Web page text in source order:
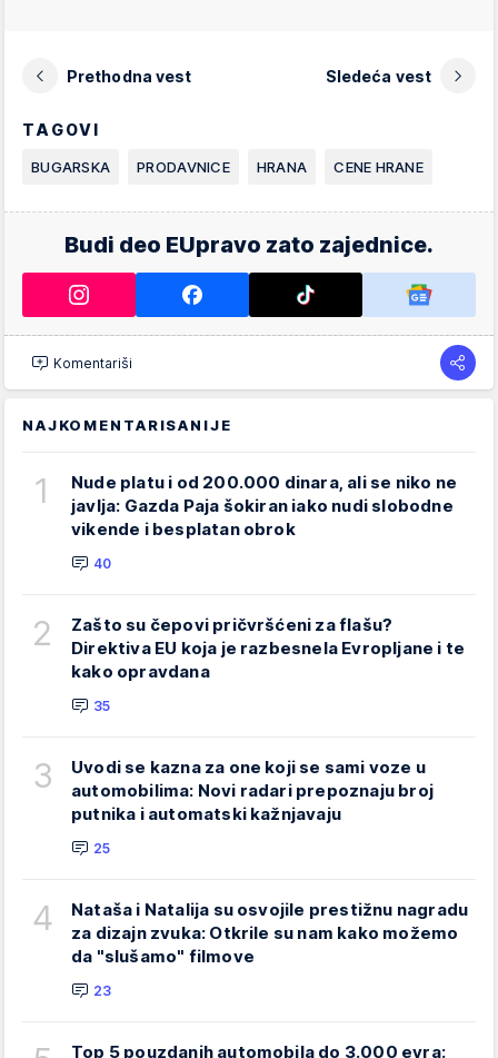
Prethodna vest Sledeća vest
TAGOVI
BUGARSKA PRODAVNICE HRANA CENE HRANE
Budi deo EUpravo zato zajednice.
Komentariši
NAJKOMENTARISANIJE
1
Nude platu i od 200.000 dinara, ali se niko ne
javlja: Gazda Paja šokiran iako nudi slobodne
vikende i besplatan obrok
40
2
Zašto su čepovi pričvršćeni za flašu?
Direktiva EU koja je razbesnela Evropljane i te
kako opravdana
35
3
Uvodi se kazna za one koji se sami voze u
automobilima: Novi radari prepoznaju broj
putnika i automatski kažnjavaju
25
4
Nataša i Natalija su osvojile prestižnu nagradu
za dizajn zvuka: Otkrile su nam kako možemo
da "slušamo" filmove
23
Top 5 pouzdanih automobila do 3.000 evra: